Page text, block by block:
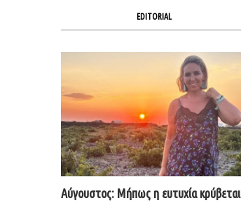
EDITORIAL
Αύγουστος: Μήπως η ευτυχία κρύβεται